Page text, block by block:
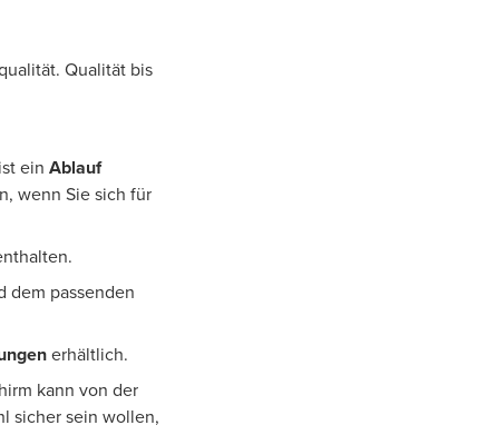
Qualität bis
ein Ablauf
wenn Sie sich für
dem passenden
erhältlich.
kann von der
sicher sein wollen,